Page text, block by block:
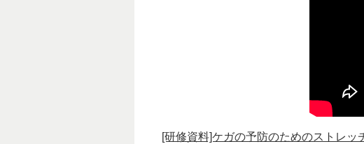
[研修資料]ケガの予防のためのストレッ